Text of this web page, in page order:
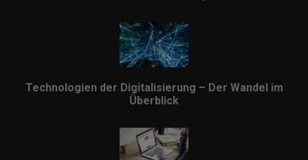
Technologien der Digitalisierung – Der Wandel im
Überblick